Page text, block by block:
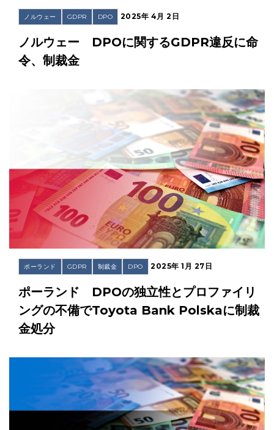
ノルウェー GDPR DPO 2025年 4月 2日
ノルウェー DPOに関するGDPR違反に命
令、制裁金
ポーランド GDPR 制裁金 DPO 2025年 1月 27日
ポーランド DPOの独立性とプロファイリ
ングの不備でToyota Bank Polskaに制裁
金処分